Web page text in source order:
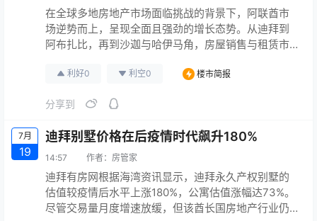
在全球多地房地产市场面临挑战的背景下，阿联酋市
场逆势而上，呈现全面且强劲的增长态势。从迪拜到
阿布扎比，再到沙迦与哈伊马角，房屋销售与租赁市
光。 市场表现：交易活跃，价格普涨 迪拜市场创纪录
根据迪拜土地局（Dubai Land Department） 发布的
利好0 利空0 楼市简报
分享到
7月
19
迪拜别墅价格在后疫情时代飙升180%
14:57 作者： 房管家
迪拜有房网根据海湾资讯显示，迪拜永久产权别墅的
估值较疫情后水平上涨180%，公寓估值涨幅达73%。
尽管交易量月度增速放缓，但该酋长国房地产行业仍